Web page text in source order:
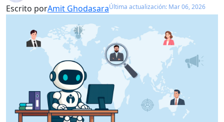
Escrito porAmit GhodasaraÚltima actualización: Mar 06, 2026